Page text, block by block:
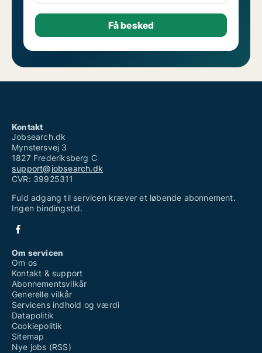
Kontakt
Jobsearch.dk
Mynstersvej 3
1827 Frederiksberg C
support@jobsearch.dk
CVR: 39925311
Fuld adgang til servicen kræver et løbende abonnement.
Ingen bindingstid.
Om servicen
Om os
Kontakt & support
Abonnementsvilkår
Generelle vilkår
Servicens indhold og værdi
Datapolitik
Cookiepolitik
Sitemap
Nye jobs (RSS)